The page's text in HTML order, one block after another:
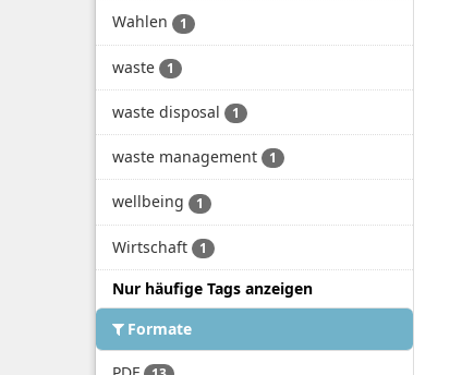
Wahlen 1
waste 1
waste disposal 1
waste management 1
wellbeing 1
Wirtschaft 1
Nur häufige Tags anzeigen
Formate